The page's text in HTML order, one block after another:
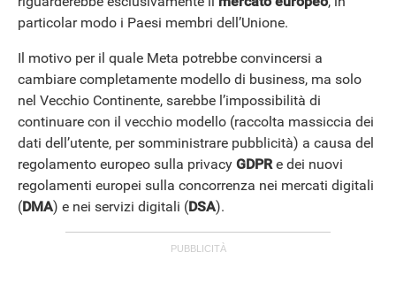
particolar modo i Paesi membri dell’Unione.
Il motivo per il quale Meta potrebbe convincersi a
cambiare completamente modello di business, ma solo
nel Vecchio Continente, sarebbe l’impossibilità di
continuare con il vecchio modello (raccolta massiccia dei
dati dell’utente, per somministrare pubblicità) a causa del
regolamento europeo sulla privacy GDPRe dei nuovi
regolamenti europei sulla concorrenza nei mercati digitali
(DMA) e nei servizi digitali (DSA).